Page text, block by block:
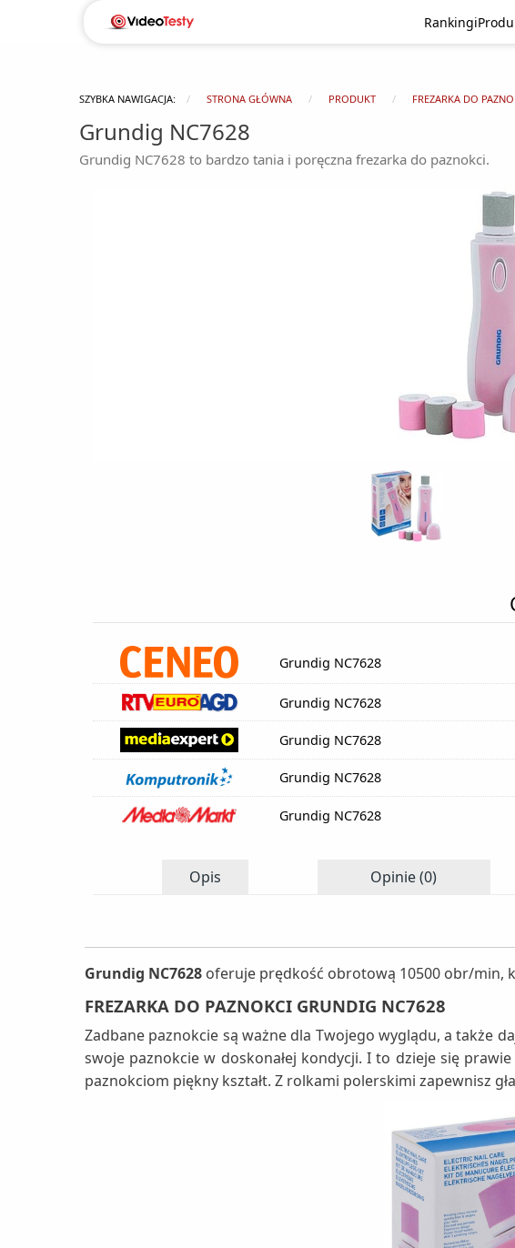
Rankingi
SZYBKA NAWIGACJA: STRONA GŁÓWNA PRODUKT FREZARKA DO
Grundig NC7628
Grundig NC7628 to bardzo tania i poręczna frezarka do paznokci.
Grundig NC7628
Grundig NC7628
Grundig NC7628
Grundig NC7628
Grundig NC7628
Opis Opinie (0)
Grundig NC7628 oferuje prędkość obrotową 10500 obr/min,
FREZARKA DO PAZNOKCI GRUNDIG NC7628
Zadbane paznokcie są ważne dla Twojego wyglądu, a także
swoje paznokcie w doskonałej kondycji. I to dzieje się
paznokciom piękny kształt. Z rolkami polerskimi zapewnisz